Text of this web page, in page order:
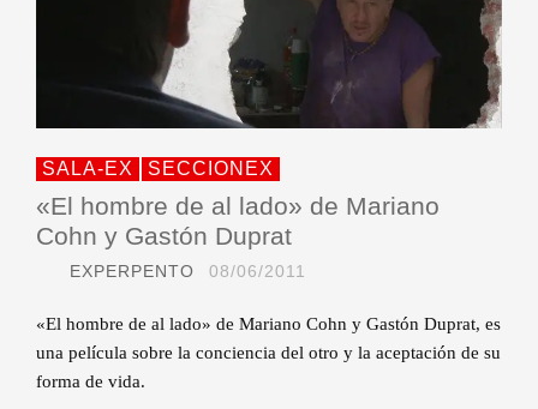
SALA-EX SECCIONEX
«El hombre de al lado» de Mariano
Cohn y Gastón Duprat
EXPERPENTO 08/06/2011
«El hombre de al lado» de Mariano Cohn y Gastón Duprat, es
una película sobre la conciencia del otro y la aceptación de su
forma de vida.